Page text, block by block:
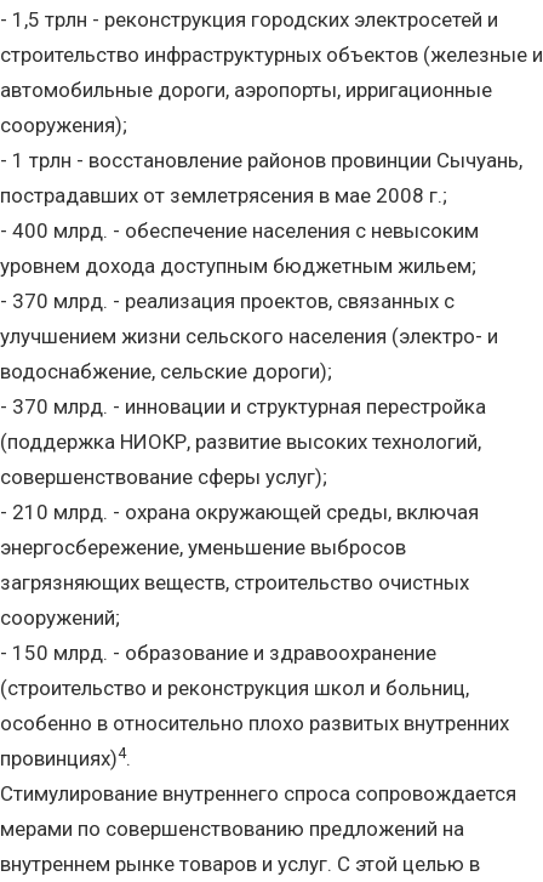
- 1,5 трлн - реконструкция городских электросетей и
строительство инфраструктурных объектов (железные и
автомобильные дороги, аэропорты, ирригационные
сооружения);
- 1 трлн - восстановление районов провинции Сычуань,
пострадавших от землетрясения в мае 2008 г.;
- 400 млрд. - обеспечение населения с невысоким
уровнем дохода доступным бюджетным жильем;
- 370 млрд. - реализация проектов, связанных с
улучшением жизни сельского населения (электро- и
водоснабжение, сельские дороги);
- 370 млрд. - инновации и структурная перестройка
(поддержка НИОКР, развитие высоких технологий,
совершенствование сферы услуг);
- 210 млрд. - охрана окружающей среды, включая
энергосбережение, уменьшение выбросов
загрязняющих веществ, строительство очистных
сооружений;
- 150 млрд. - образование и здравоохранение
(строительство и реконструкция школ и больниц,
особенно в относительно плохо развитых внутренних
провинциях)4.
Стимулирование внутреннего спроса сопровождается
мерами по совершенствованию предложений на
внутреннем рынке товаров и услуг. С этой целью в